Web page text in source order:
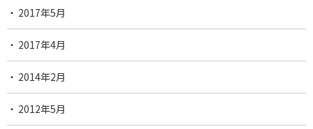
2017年5月
2017年4月
2014年2月
2012年5月